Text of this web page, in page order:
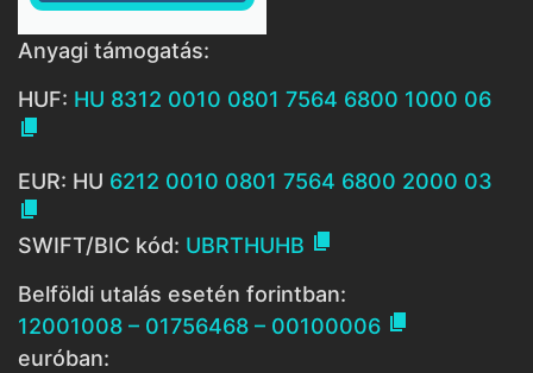
Anyagi támogatás:
HUF: HU 8312 0010 0801 7564 6800 1000 06

EUR: HU 6212 0010 0801 7564 6800 2000 03

SWIFT/BIC kód: UBRTHUHB 
Belföldi utalás esetén forintban:
12001008 – 01756468 – 00100006 
euróban: